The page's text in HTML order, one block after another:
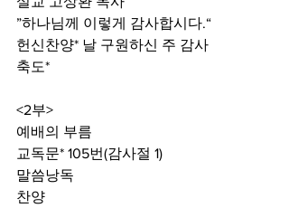
”하나님께 이렇게 감사합시다.“
헌신찬양* 날 구원하신 주 감사
축도*
<2부>
예배의 부름
교독문* 105번(감사절 1)
말씀낭독
찬양